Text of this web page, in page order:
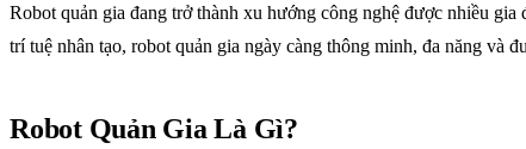
Robot quản gia đang trở thành xu hướng công nghệ được nhiều
trí tuệ nhân tạo, robot quản gia ngày càng thông minh, đa năng và
Robot Quản Gia Là Gì?